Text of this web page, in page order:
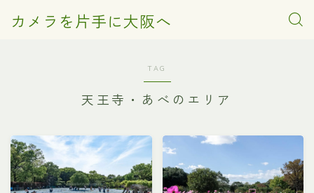
カメラを片手に大阪へ
TAG
天王寺・あべのエリア